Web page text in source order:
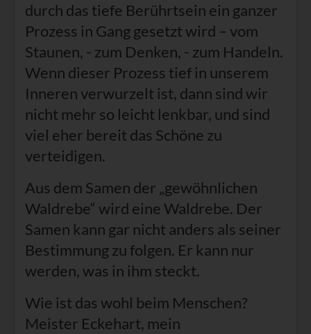
durch das tiefe Berührtsein ein ganzer
Prozess in Gang gesetzt wird – vom
Staunen, - zum Denken, - zum Handeln.
Wenn dieser Prozess tief in unserem
Inneren verwurzelt ist, dann sind wir
nicht mehr so leicht lenkbar, und sind
viel eher bereit das Schöne zu
verteidigen.
Aus dem Samen der „gewöhnlichen
Waldrebe“ wird eine Waldrebe. Der
Samen kann gar nicht anders als seiner
Bestimmung zu folgen. Er kann nur
werden, was in ihm steckt.
Wie ist das wohl beim Menschen?
Meister Eckehart, mein